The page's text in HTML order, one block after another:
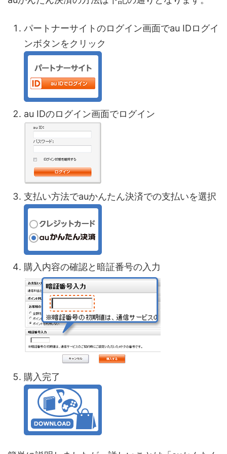
パートナーサイトのログイン画面でau IDログイ
ンボタンをクリック
au IDのログイン画面でログイン
支払い方法でauかんたん決済での支払いを選択
購入内容の確認と暗証番号の入力
購入完了